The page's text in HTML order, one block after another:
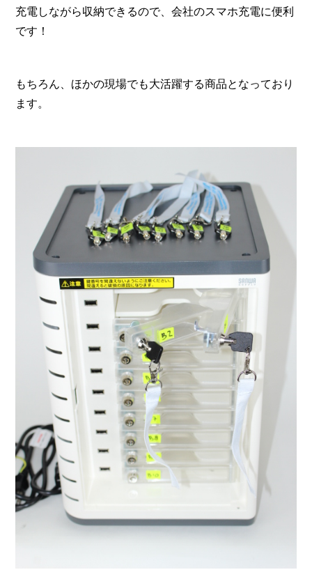
充電しながら収納できるので、会社のスマホ充電に便利
です！
もちろん、ほかの現場でも大活躍する商品となっており
ます。